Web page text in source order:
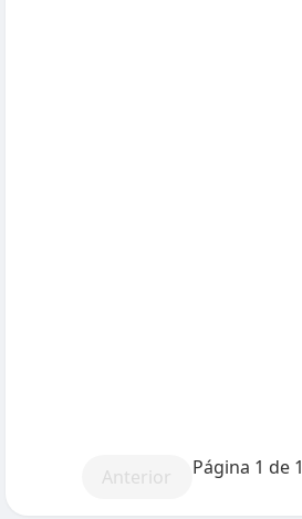
Anterior Página 1 de 1